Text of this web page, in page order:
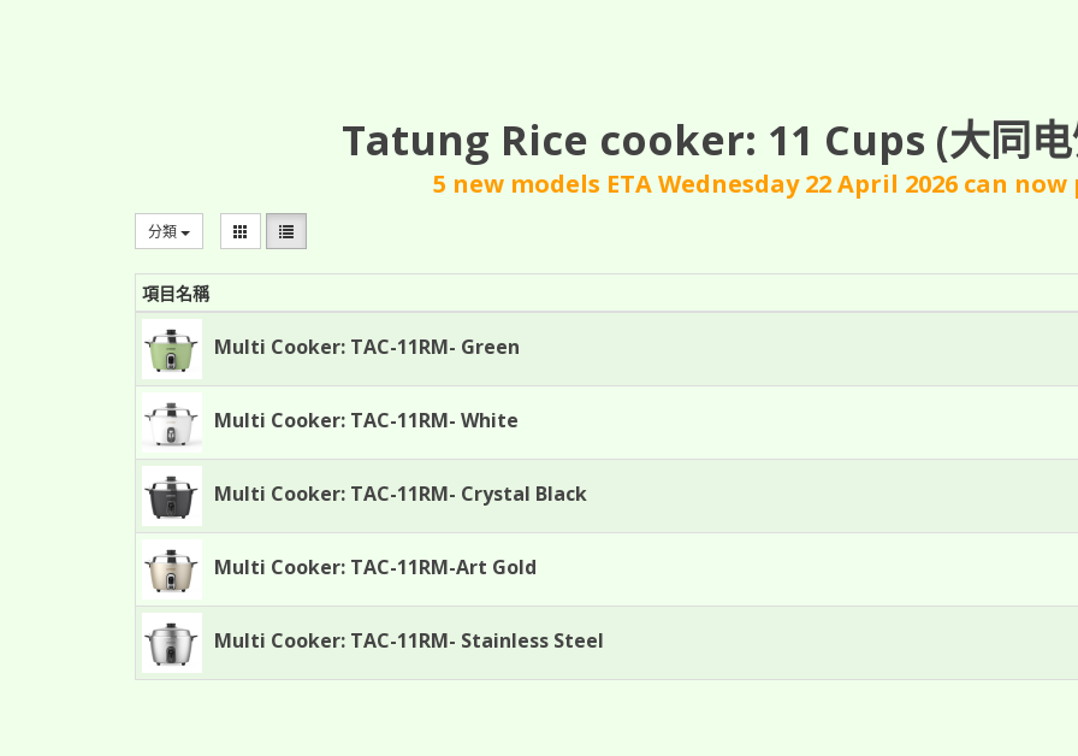
Tatung Rice cooker: 11 Cups (大同
5 new models ETA Wednesday 22 April 2026 can
分類
項目名稱
Multi Cooker: TAC-11RM- Green
Multi Cooker: TAC-11RM- White
Multi Cooker: TAC-11RM- Crystal Black
Multi Cooker: TAC-11RM-Art Gold
Multi Cooker: TAC-11RM- Stainless Steel